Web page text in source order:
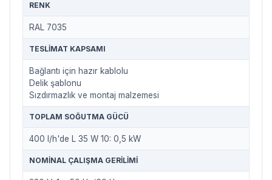
RENK
RAL 7035
TESLIMAT KAPSAMI
Bağlantı için hazır kablolu
Delik şablonu
Sızdırmazlık ve montaj malzemesi
TOPLAM SOĞUTMA GÜCÜ
400 l/h'de L 35 W 10: 0,5 kW
NOMINAL ÇALIŞMA GERILIMI